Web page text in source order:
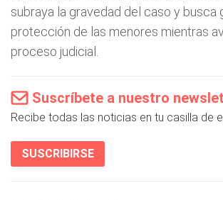
subraya la gravedad del caso y busca
protección de las menores mientras
proceso judicial.
Suscríbete a nuestro
Recibe todas las noticias en tu casilla de
SUSCRIBIRSE